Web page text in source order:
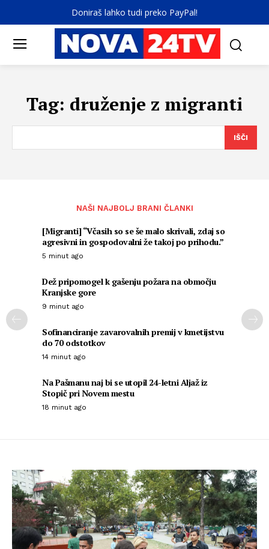
Doniraš lahko tudi preko PayPal!
Tag: druženje z migranti
IŠČI
NAŠI NAJBOLJ BRANI ČLANKI
[Migranti] “Včasih so se še malo skrivali, zdaj so
agresivni in gospodovalni že takoj po prihodu.”
5 minut ago
Dež pripomogel k gašenju požara na območju
Kranjske gore
9 minut ago
Sofinanciranje zavarovalnih premij v kmetijstvu
do 70 odstotkov
14 minut ago
Na Pašmanu naj bi se utopil 24-letni Aljaž iz
Stopič pri Novem mestu
18 minut ago